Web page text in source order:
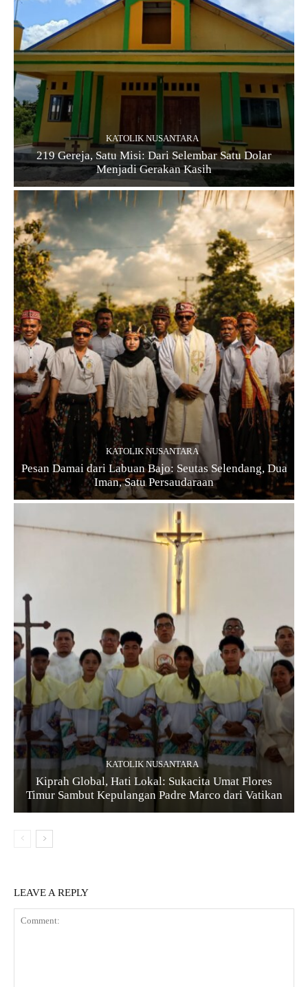
KATOLIK NUSANTARA
219 Gereja, Satu Misi: Dari Selembar Satu Dolar
Menjadi Gerakan Kasih
KATOLIK NUSANTARA
Pesan Damai dari Labuan Bajo: Seutas Selendang, Dua
Iman, Satu Persaudaraan
KATOLIK NUSANTARA
Kiprah Global, Hati Lokal: Sukacita Umat Flores
Timur Sambut Kepulangan Padre Marco dari Vatikan
LEAVE A REPLY